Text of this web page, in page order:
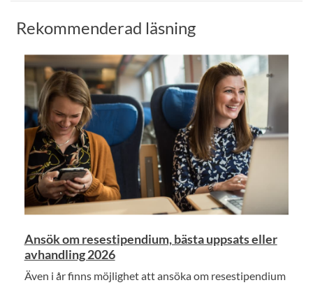
Rekommenderad läsning
Ansök om resestipendium, bästa uppsats eller
avhandling 2026
Även i år finns möjlighet att ansöka om resestipendium